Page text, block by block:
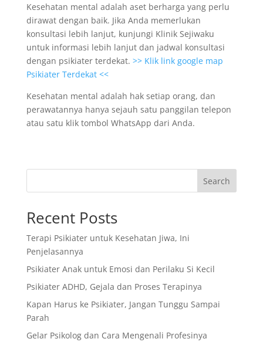
Kesehatan mental adalah aset berharga yang perlu
dirawat dengan baik. Jika Anda memerlukan
konsultasi lebih lanjut, kunjungi Klinik Sejiwaku
untuk informasi lebih lanjut dan jadwal konsultasi
dengan psikiater terdekat. >> Klik link google map
Psikiater Terdekat <<
Kesehatan mental adalah hak setiap orang, dan
perawatannya hanya sejauh satu panggilan telepon
atau satu klik tombol WhatsApp dari Anda.
Search
Recent Posts
Terapi Psikiater untuk Kesehatan Jiwa, Ini
Penjelasannya
Psikiater Anak untuk Emosi dan Perilaku Si Kecil
Psikiater ADHD, Gejala dan Proses Terapinya
Kapan Harus ke Psikiater, Jangan Tunggu Sampai
Parah
Gelar Psikolog dan Cara Mengenali Profesinya